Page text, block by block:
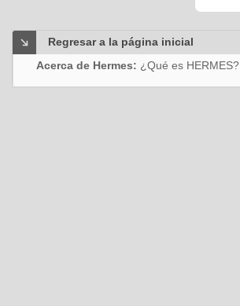
Regresar a la página inicial
Acerca de Hermes: ¿Qué es HERMES?